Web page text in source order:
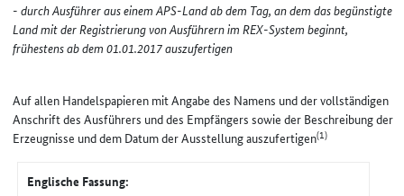
- durch Ausführer aus einem APS-Land ab dem Tag, an dem das begünstigte
Land mit der Registrierung von Ausführern im REX-System beginnt,
frühestens ab dem 01.01.2017 auszufertigen
Auf allen Handelspapieren mit Angabe des Namens und der vollständigen
Anschrift des Ausführers und des Empfängers sowie der Beschreibung der
Erzeugnisse und dem Datum der Ausstellung auszufertigen(1)
Englische Fassung: